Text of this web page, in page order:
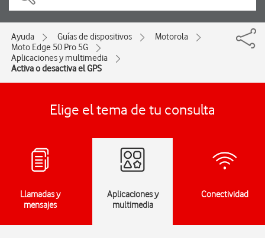
Ayuda Guías de dispositivos
Motorola
Moto Edge 50 Pro 5G
Aplicaciones y multimedia
Activa o desactiva el GPS
Elige el tema de tu consulta
Llamadas y
mensajes
Aplicaciones y
multimedia
Conectividad